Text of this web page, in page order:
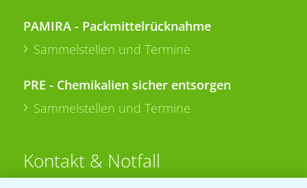
PAMIRA - Packmittelrücknahme
Sammelstellen und Termine
PRE - Chemikalien sicher entsorgen
Sammelstellen und Termine
Kontakt & Notfall